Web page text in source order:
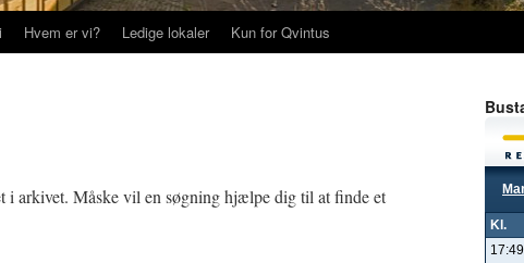
Hvem er vi? Ledige lokaler Kun for Qvintus
i arkivet. Måske vil en søgning hjælpe dig til at finde et